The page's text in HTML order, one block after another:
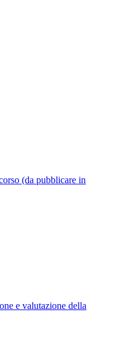
(da pubblicare in
e valutazione della